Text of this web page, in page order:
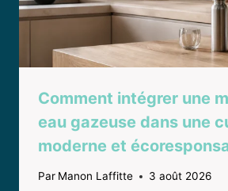
Comment intégrer une
eau gazeuse dans une
moderne et
Par Manon Laffitte 3 août 2026